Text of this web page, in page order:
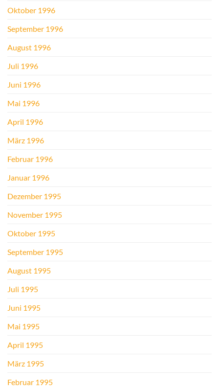
Oktober 1996
September 1996
August 1996
Juli 1996
Juni 1996
Mai 1996
April 1996
März 1996
Februar 1996
Januar 1996
Dezember 1995
November 1995
Oktober 1995
September 1995
August 1995
Juli 1995
Juni 1995
Mai 1995
April 1995
März 1995
Februar 1995